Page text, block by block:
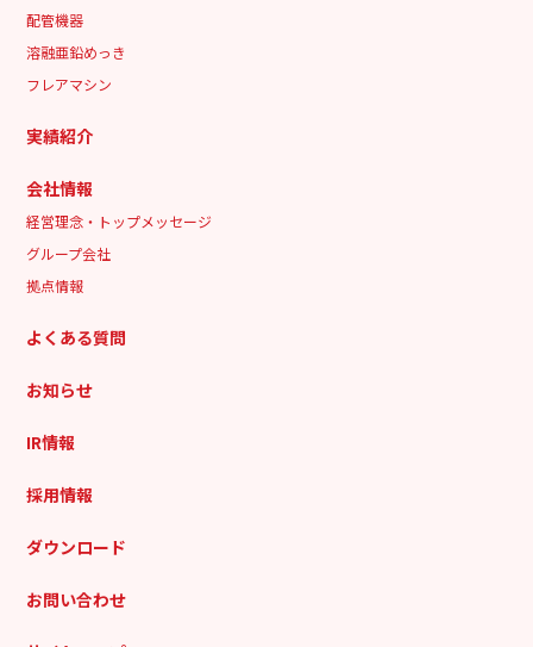
配管機器
溶融亜鉛めっき
フレアマシン
実績紹介
会社情報
経営理念・トップメッセージ
グループ会社
拠点情報
よくある質問
お知らせ
IR情報
採用情報
ダウンロード
お問い合わせ